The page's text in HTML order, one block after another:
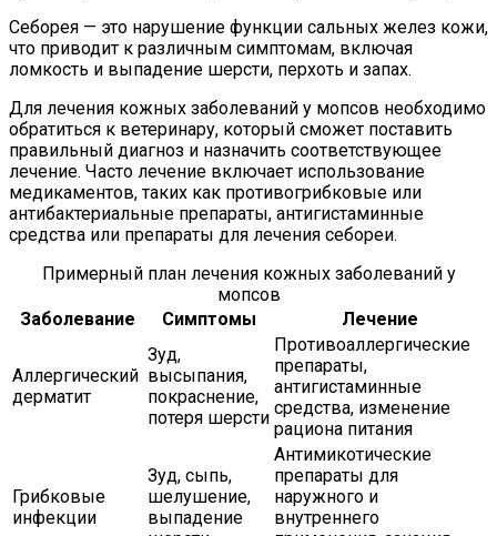
Себорея — это нарушение функции сальных желез кожи,
что приводит к различным симптомам, включая
ломкость и выпадение шерсти, перхоть и запах.
Для лечения кожных заболеваний у мопсов необходимо
обратиться к ветеринару, который сможет поставить
правильный диагноз и назначить соответствующее
лечение. Часто лечение включает использование
медикаментов, таких как противогрибковые или
антибактериальные препараты, антигистаминные
средства или препараты для лечения себореи.
Примерный план лечения кожных заболеваний у
мопсов
Заболевание
Симптомы Лечение
Аллергический
дерматит
Зуд,
высыпания,
покраснение,
потеря шерсти
Противоаллергические
препараты,
антигистаминные
средства, изменение
рациона питания
Грибковые
инфекции
Зуд, сыпь,
шелушение,
выпадение
Антимикотические
препараты для
наружного и
внутреннего